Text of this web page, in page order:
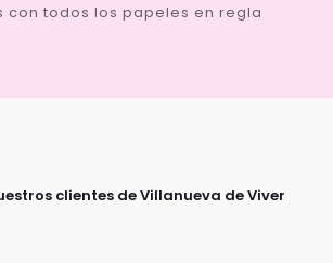
con todos los papeles en regla
clientes de Villanueva de Viver